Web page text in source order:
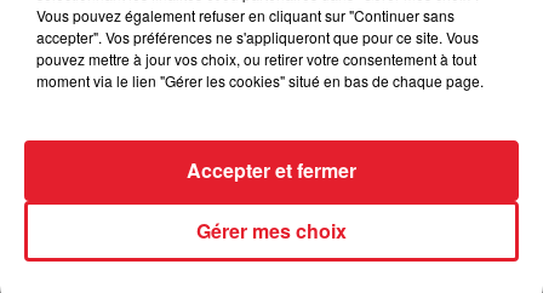
Jay-Z se bat contre la grand-mère
d'un homme prétendant être son fils
Cassie met fin à une ex-escorte
masculine dans sa bataille...
Vous pouvez également refuser en cliquant sur "Continuer sans
accepter". Vos préférences ne s'appliqueront que pour ce site. Vous
pouvez mettre à jour vos choix, ou retirer votre consentement à tout
moment via le lien "Gérer les cookies" situé en bas de chaque page.
Gérer mes choix
Accepter et fermer